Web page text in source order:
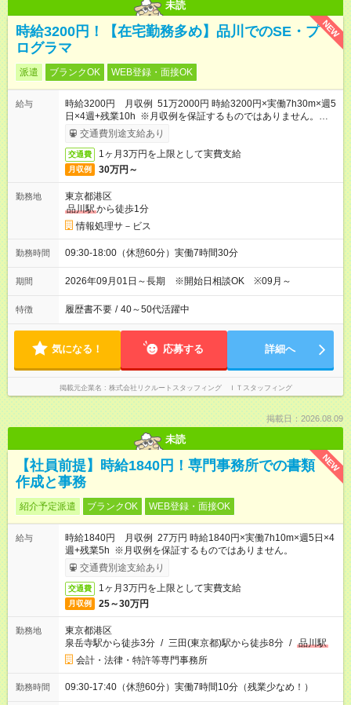
未読
NEW
時給3200円！【在宅勤務多め】品川でのSE・プ
ログラマ
派遣 ブランクOK WEB登録・面接OK
給与
時給3200円 月収例 51万2000円 時給3200円×実働7h30m×週5
日×4週+残業10h ※月収例を保証するものではありません。※給
与即受取りサービス利用可（利用条件有）
交通費別途支給あり
交通費 1ヶ月3万円を上限として実費支給
月収例 30万円～
勤務地
東京都港区
品川駅から徒歩1分
情報処理サ－ビス
勤務時間 09:30-18:00（休憩60分）実働7時間30分
期間 2026年09月01日～長期 ※開始日相談OK ※09月～
特徴 履歴書不要 / 40～50代活躍中
気になる！ 応募する 詳細へ
掲載元企業名 株式会社リクルートスタッフィング ＩＴスタッフィング
掲載日：2026.08.09
未読
NEW
【社員前提】時給1840円！専門事務所での書類
作成と事務
紹介予定派遣 ブランクOK WEB登録・面接OK
給与
時給1840円 月収例 27万円 時給1840円×実働7h10m×週5日×4
週+残業5h ※月収例を保証するものではありません。
交通費別途支給あり
交通費 1ヶ月3万円を上限として実費支給
月収例 25～30万円
勤務地
東京都港区
泉岳寺駅から徒歩3分 / 三田(東京都)駅から徒歩8分 / 品川駅
会計・法律・特許等専門事務所
勤務時間 09:30-17:40（休憩60分）実働7時間10分（残業少なめ！）